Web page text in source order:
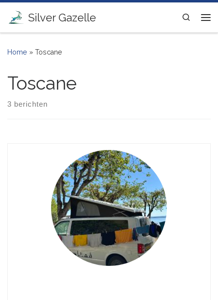
Ga naar inhoud
Silver Gazelle
Search
Home » Toscane
Toscane
3 berichten